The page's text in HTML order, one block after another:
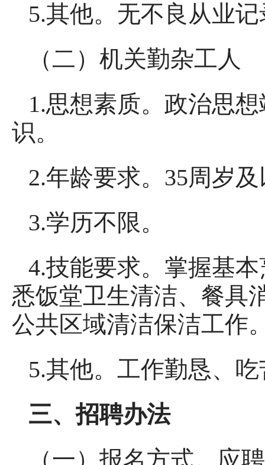
5.其他。无不良从业
（二）机关勤杂工人
1.思想素质。政治思
识。
2.年龄要求。35周岁
3.学历不限。
4.技能要求。掌握基
悉饭堂卫生清洁、餐具
公共区域清洁保洁工作
5.其他。工作勤恳、
三、招聘办法
（一）报名方式。应